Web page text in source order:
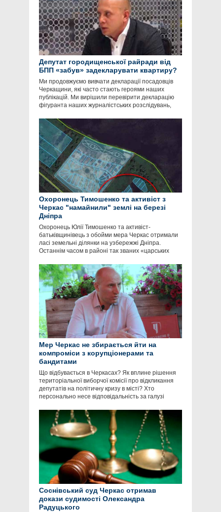
Депутат городищенської райради від
БПП «забув» задекларувати квартиру?
Ми продовжуємо вивчати декларації посадовців
Черкащини, які часто стають героями наших
публікацій. Ми вирішили перевірити декларацію
фігуранта наших журналістських розслідувань,
Охоронець Тимошенко та активіст з
Черкас "намайнили" землі на березі
Дніпра
Охоронець Юлії Тимошенко та активіст-
батьківщинівець з обойми мера Черкас отримали
ласі земельні ділянки на узбережжі Дніпра.
Останнім часом в районі так званих «царських
Мер Черкас не збирається йти на
компроміси з корупціонерами та
бандитами
Що відбувається в Черкасах? Як вплине рішення
територіальної виборчої комісії про відкликання
депутатів на політичну кризу в місті? Хто
персонально несе відповідальність за галузі
Соснівський суд Черкас отримав
докази судимості Олександра
Радуцького